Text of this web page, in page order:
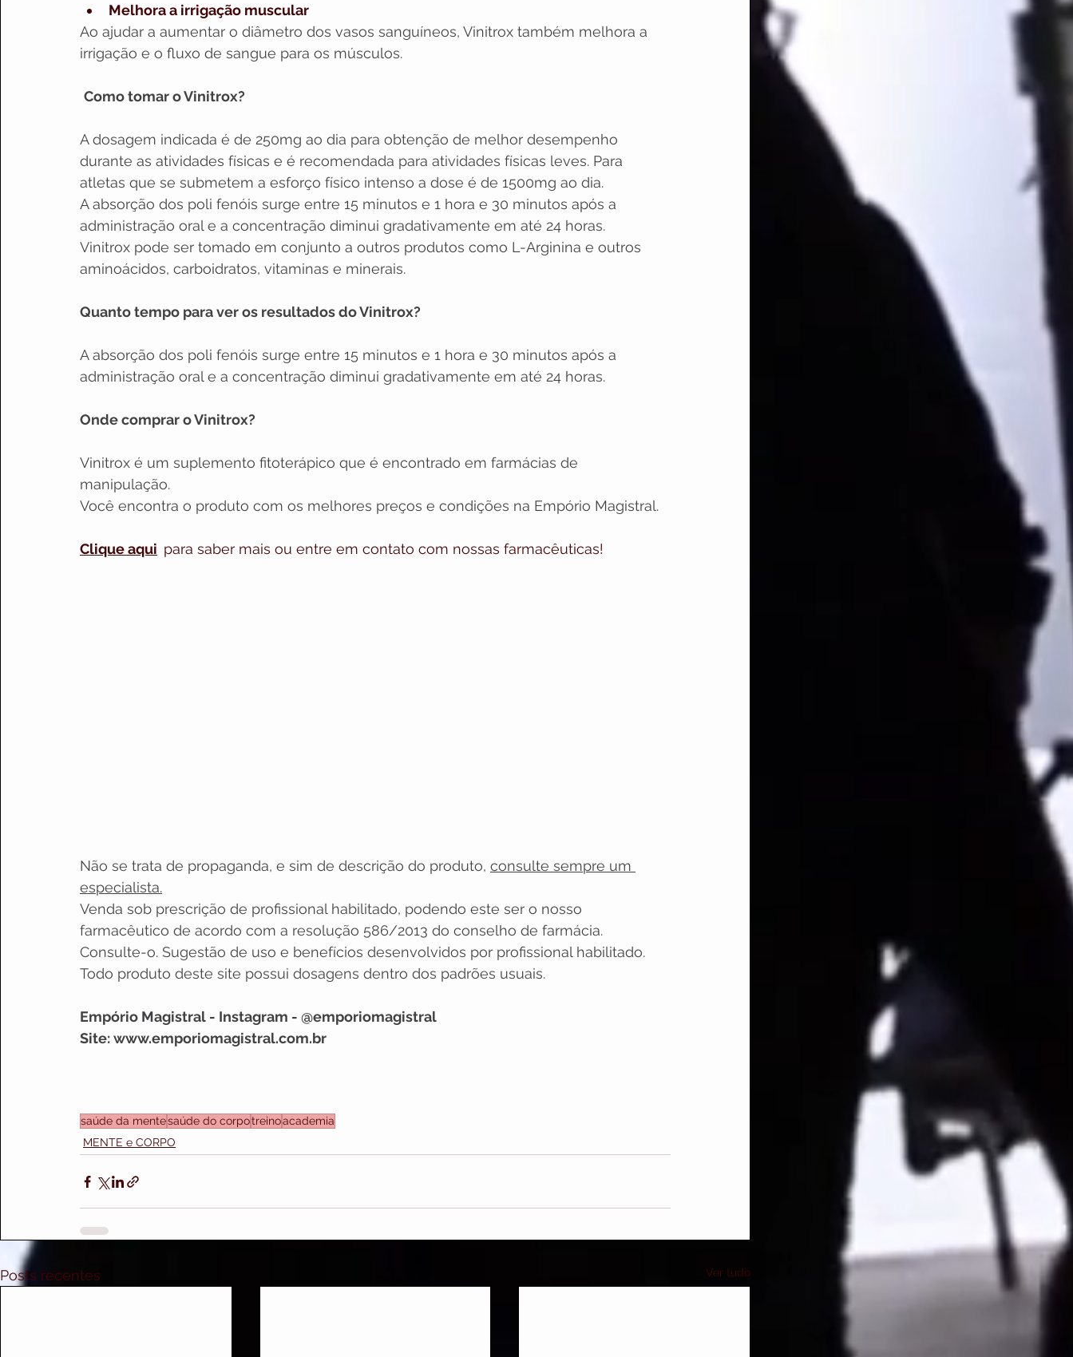
Melhora a irrigação muscular
Ao ajudar a aumentar o diâmetro dos vasos sanguíneos, Vinitrox também melhora a
irrigação e o fluxo de sangue para os músculos.
Como tomar o Vinitrox?
A dosagem indicada é de 250mg ao dia para obtenção de melhor desempenho
durante as atividades físicas e é recomendada para atividades físicas leves. Para
atletas que se submetem a esforço físico intenso a dose é de 1500mg ao dia.
A absorção dos poli fenóis surge entre 15 minutos e 1 hora e 30 minutos após a
administração oral e a concentração diminui gradativamente em até 24 horas.
Vinitrox pode ser tomado em conjunto a outros produtos como L-Arginina e outros
aminoácidos, carboidratos, vitaminas e minerais.
Quanto tempo para ver os resultados do Vinitrox?
A absorção dos poli fenóis surge entre 15 minutos e 1 hora e 30 minutos após a
administração oral e a concentração diminui gradativamente em até 24 horas.
Onde comprar o Vinitrox?
Vinitrox é um suplemento fitoterápico que é encontrado em farmácias de
manipulação.
Você encontra o produto com os melhores preços e condições na Empório Magistral.
Clique aqui para saber mais ou entre em contato com nossas farmacêuticas!
Não se trata de propaganda, e sim de descrição do produto, consulte sempre um
especialista.
Venda sob prescrição de profissional habilitado, podendo este ser o nosso
farmacêutico de acordo com a resolução 586/2013 do conselho de farmácia.
Consulte-o. Sugestão de uso e benefícios desenvolvidos por profissional habilitado.
Todo produto deste site possui dosagens dentro dos padrões usuais.
Empório Magistral - Instagram - @emporiomagistral
Site: www.emporiomagistral.com.br
saúde da mentesaúde do corpotreinoacademia
MENTE e CORPO
Posts recentes Ver tudo